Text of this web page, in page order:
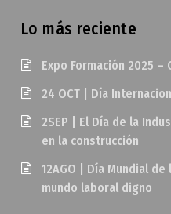
Lo más reciente
Expo Formación 2025
24 OCT | Día
2SEP | El Día de la
en la construcción
12AGO | Día Mundial
mundo laboral digno